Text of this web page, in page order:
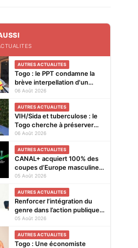
AUTRES ACTUALITES
Togo : le PPT condamne la
brève interpellation d'un
vendeur de journaux à Lomé
06 Août 2026
AUTRES ACTUALITES
VIH/Sida et tuberculose : le
Togo cherche à préserver
ses acquis face à la baisse
06 Août 2026
AUTRES ACTUALITES
CANAL+ acquiert 100% des
coupes d’Europe masculines
de football en exclusivité en
4 saisons jusqu’en 2031
05 Août 2026
AUTRES ACTUALITES
Renforcer l’intégration du
genre dans l’action publique :
les résultats de l’analyse des
restitués à Lomé
05 Août 2026
AUTRES ACTUALITES
Togo : Une économiste